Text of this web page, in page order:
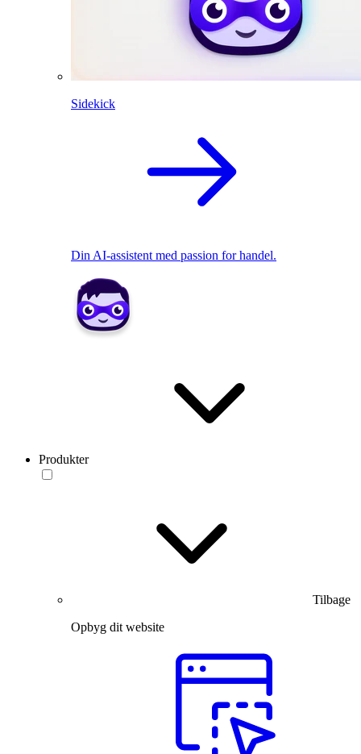
Sidekick
Din AI-assistent med passion for handel.
Produkter
Tilbage
Opbyg dit website